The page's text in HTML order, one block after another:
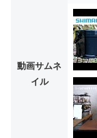
動画サムネ
イル